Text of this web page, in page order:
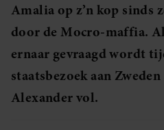
Amalia op z’n kop sinds
door de Mocro-maffia.
ernaar gevraagd wordt
staatsbezoek aan
Alexander vol.